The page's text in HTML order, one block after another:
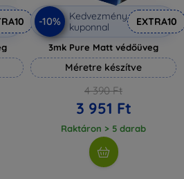
-10%
Kedvezmény
kuponnal
EXTRA10
3mk Pure Matt védőüveg
Méretre készítve
4 390 Ft
3 951 Ft
Raktáron > 5 darab